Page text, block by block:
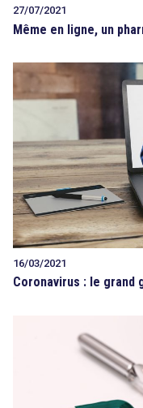
27/07/2021
Même en ligne, un
16/03/2021
Coronavirus : le grand